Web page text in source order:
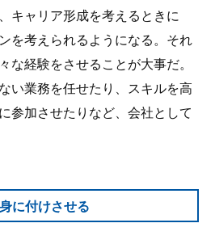
キャリア形成を考えるときに
を考えられるようになる。それ
な経験をさせることが大事だ。
い業務を任せたり、スキルを高
参加させたりなど、会社として
に付けさせる